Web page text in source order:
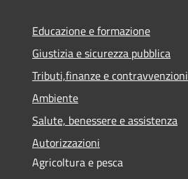
Educazione e formazione
Giustizia e sicurezza pubblica
Tributi,finanze e contravvenzioni
Ambiente
Salute, benessere e assistenza
Autorizzazioni
Agricoltura e pesca